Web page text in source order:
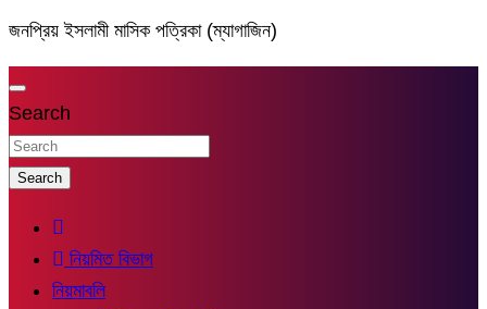
জনপ্রিয় ইসলামী মাসিক পত্রিকা (ম্যাগাজিন)
Search
Search
নিয়মিত বিভাগ
নিয়মাবলি